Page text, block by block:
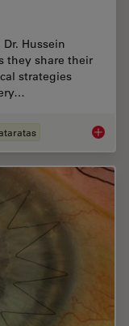
Hussein
they share their
strategies
Expert